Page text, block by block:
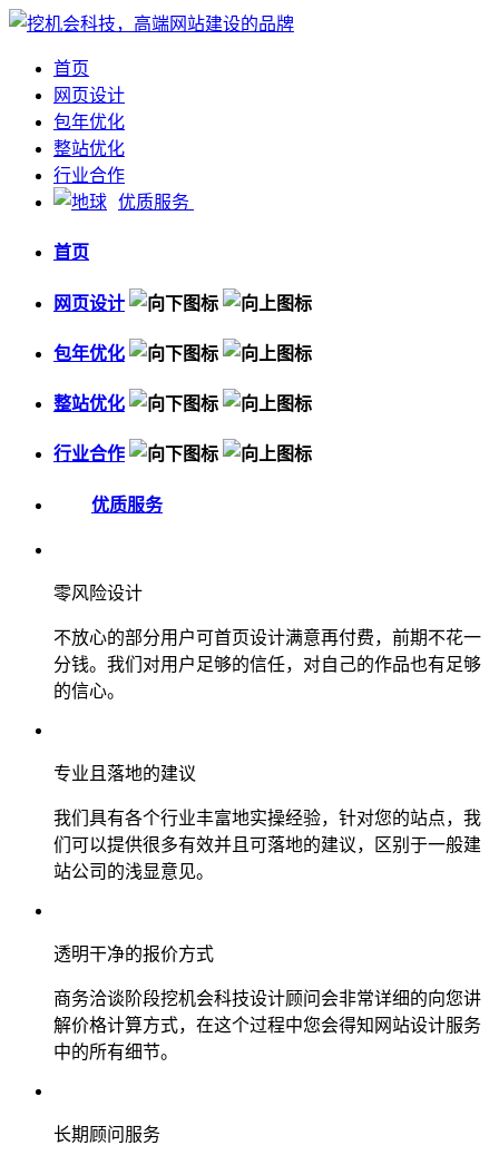
首页
网页设计
包年优化
整站优化
行业合作
优质服务
首页
网页设计
包年优化
整站优化
行业合作
优质服务
零风险设计
不放心的部分用户可首页设计满意再付费，前期不花一
分钱。我们对用户足够的信任，对自己的作品也有足够
的信心。
专业且落地的建议
我们具有各个行业丰富地实操经验，针对您的站点，我
们可以提供很多有效并且可落地的建议，区别于一般建
站公司的浅显意见。
透明干净的报价方式
商务洽谈阶段挖机会科技设计顾问会非常详细的向您讲
解价格计算方式，在这个过程中您会得知网站设计服务
中的所有细节。
长期顾问服务